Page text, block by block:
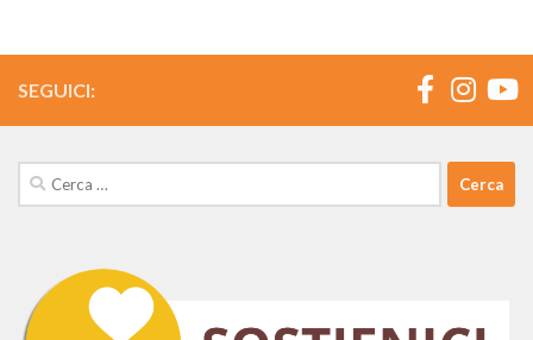
SEGUICI:
Ricerca
per: